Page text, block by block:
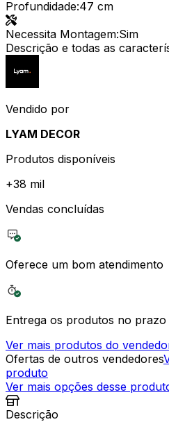
Profundidade:47 cm
Necessita Montagem:Sim
Descrição e todas as
Vendido por
LYAM DECOR
Produtos disponíveis
+38 mil
Vendas concluídas
Oferece um bom atendimento
Entrega os produtos no prazo
Ver mais produtos do
Ofertas de outros vendedores
produto
Ver mais opções desse
Descrição